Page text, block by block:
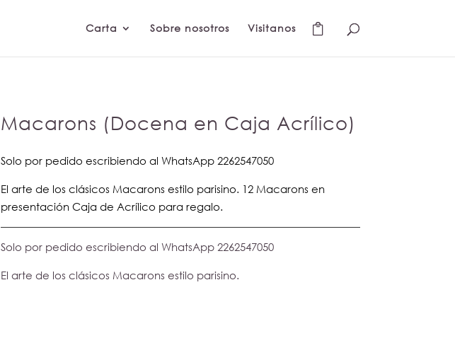
Carta Sobre nosotros Visitanos
Macarons (Docena en Caja Acrílico)
Solo por pedido escribiendo al WhatsApp 2262547050
El arte de los clásicos Macarons estilo parisino. 12 Macarons en
presentación Caja de Acrílico para regalo.
Solo por pedido escribiendo al WhatsApp 2262547050
El arte de los clásicos Macarons estilo parisino.